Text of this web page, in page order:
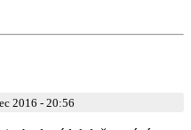
2016 - 20:56